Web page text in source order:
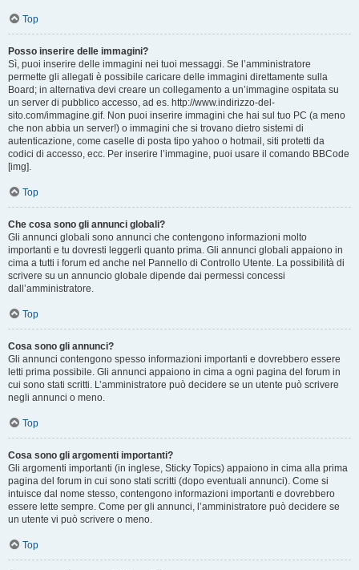
Top
Posso inserire delle immagini?
Sì, puoi inserire delle immagini nei tuoi messaggi. Se l’amministratore
permette gli allegati è possibile caricare delle immagini direttamente sulla
Board; in alternativa devi creare un collegamento a un’immagine ospitata su
un server di pubblico accesso, ad es. http://www.indirizzo-del-
sito.com/immagine.gif. Non puoi inserire immagini che hai sul tuo PC (a meno
che non abbia un server!) o immagini che si trovano dietro sistemi di
autenticazione, come caselle di posta tipo yahoo o hotmail, siti protetti da
codici di accesso, ecc. Per inserire l’immagine, puoi usare il comando BBCode
[img].
Top
Che cosa sono gli annunci globali?
Gli annunci globali sono annunci che contengono informazioni molto
importanti e tu dovresti leggerli quanto prima. Gli annunci globali appaiono in
cima a tutti i forum ed anche nel Pannello di Controllo Utente. La possibilità di
scrivere su un annuncio globale dipende dai permessi concessi
dall’amministratore.
Top
Cosa sono gli annunci?
Gli annunci contengono spesso informazioni importanti e dovrebbero essere
letti prima possibile. Gli annunci appaiono in cima a ogni pagina del forum in
cui sono stati scritti. L’amministratore può decidere se un utente può scrivere
negli annunci o meno.
Top
Cosa sono gli argomenti importanti?
Gli argomenti importanti (in inglese, Sticky Topics) appaiono in cima alla prima
pagina del forum in cui sono stati scritti (dopo eventuali annunci). Come si
intuisce dal nome stesso, contengono informazioni importanti e dovrebbero
essere lette sempre. Come per gli annunci, l’amministratore può decidere se
un utente vi può scrivere o meno.
Top